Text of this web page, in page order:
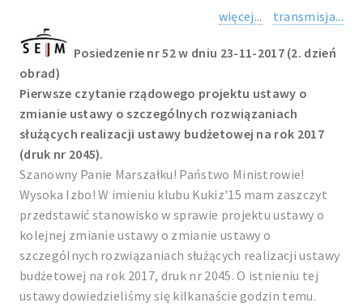
więcej... transmisja...
Posiedzenie nr 52 w dniu 23-11-2017 (2. dzień
obrad)
Pierwsze czytanie rządowego projektu ustawy o
zmianie ustawy o szczególnych rozwiązaniach
służących realizacji ustawy budżetowej na rok 2017
(druk nr 2045).
Szanowny Panie Marszałku! Państwo Ministrowie!
Wysoka Izbo! W imieniu klubu Kukiz'15 mam zaszczyt
przedstawić stanowisko w sprawie projektu ustawy o
kolejnej zmianie ustawy o zmianie ustawy o
szczególnych rozwiązaniach służących realizacji ustawy
budżetowej na rok 2017, druk nr 2045. O istnieniu tej
ustawy dowiedzieliśmy się kilkanaście godzin temu.